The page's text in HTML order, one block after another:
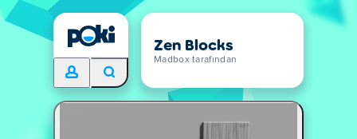
Zen Blocks
Madbox tarafından